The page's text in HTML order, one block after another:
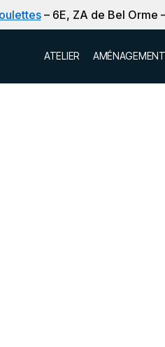
– 6E, ZA de Bel Orme
ATELIER